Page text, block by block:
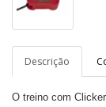
Descrição
O treino com